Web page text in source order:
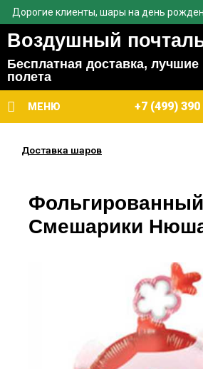
Дорогие клиенты, шары на день
Воздушный
Бесплатная доставка,
полета
МЕНЮ +7 (499)
Доставка шаров
Смешарики